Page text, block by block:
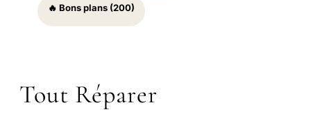
🔥 Bons plans (200)
Tout Réparer